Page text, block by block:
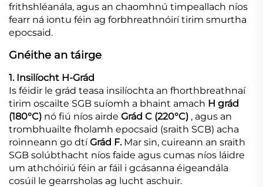
frithshléanála, agus an chaomhnú timpeallach níos
fearr ná iontu féin ag forbhreathnóirí tirim smurtha
epocsaid.
Gnéithe an táirge
1. Insilíocht H-Grád
Is féidir le grád teasa insilíochta an fhorthbreathnaí
tirim oscailte SGB suíomh a bhaint amach H grád
(180°C) nó fiú níos airde Grád C (220°C) , agus an
trombhuailte fholamh epocsaid (sraith SCB) acha
roinneann go dtíGrád F. Mar sin, cuireann an sraith
SGB solúbthacht níos faide agus cumas níos láidre
um athchóiriú féin ar fáil i gcásanna éigeandála
cosúil le gearrsholas ag lucht aschuir.